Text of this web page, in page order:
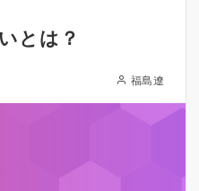
とは？
福島遼